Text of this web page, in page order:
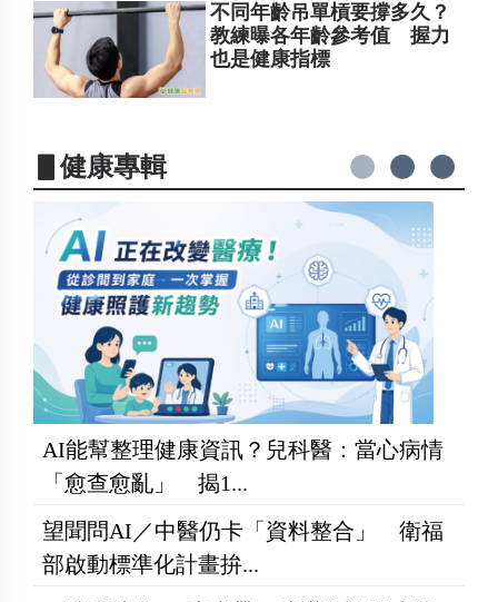
不同年齡吊單槓要撐多久？
教練曝各年齡參考值 握力
也是健康指標
▋健康專輯
AI能幫整理健康資訊？兒科醫：當心病情
「愈查愈亂」 揭1...
望聞問AI／中醫仍卡「資料整合」 衛福
部啟動標準化計畫拚...